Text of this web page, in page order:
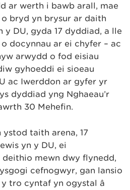
ar werth i bawb arall, mae
bryd yn brysur ar daith
y DU, gyda 17 dyddiad, a lle
docynnau ar ei chyfer – ac
arwydd o fod eisiau
gyhoeddi ei sioeau
ac Iwerddon ar gyfer yr
dyddiad yng Nghaeau’r
30 Mehefin.
ystod taith arena, 17
yn y DU, ei
mewn dwy flynedd,
cefnogwyr, gan lansio
tro cyntaf yn ogystal â